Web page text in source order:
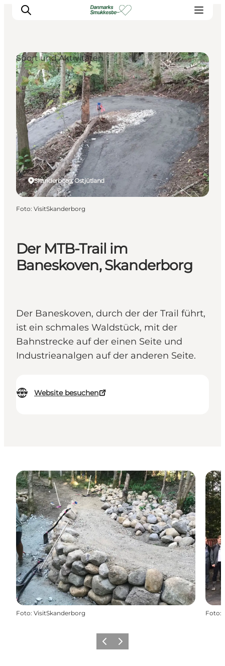
Erleben Sie die Natur
Entdecken Sie die Städte
Reiseplanung
Der MTB-Trail im
Baneskoven, Skanderborg
Der Baneskoven, durch der der Trail führt,
ist ein schmales Waldstück, mit der
Bahnstrecke auf der einen Seite und
Industrieanalgen auf der anderen Seite.
Website besuchen
Skanderborg, Ostjütland
Sport und Aktivitäten
Foto: VisitSkanderborg
Foto: VisitSkanderborg Foto:
Vorherige Folie
Nächste Folie